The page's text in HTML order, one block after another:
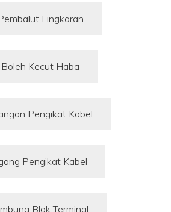
Lingkaran
Kecut Haba
Pengikat Kabel
Pengikat Kabel
Blok Terminal